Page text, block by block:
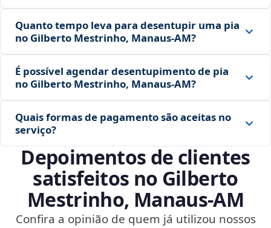
Quanto tempo leva para desentupir uma pia
no Gilberto Mestrinho, Manaus‑AM?
É possível agendar desentupimento de pia
no Gilberto Mestrinho, Manaus‑AM?
Quais formas de pagamento são aceitas no
serviço?
Depoimentos de clientes
satisfeitos no Gilberto
Mestrinho, Manaus‑AM
Confira a opinião de quem já utilizou nossos